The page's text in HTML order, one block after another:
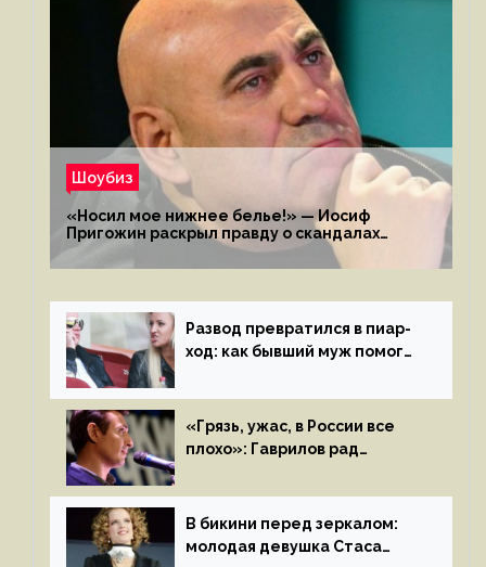
Шоубиз
«Носил мое нижнее белье!» — Иосиф
Пригожин раскрыл правду о скандалах
с мужем своей экс-жены
Развод превратился в пиар-
ход: как бывший муж помог
«Грязь, ужас, в России все
плохо»: Гаврилов рад
иноагентов
В бикини перед зеркалом:
молодая девушка Стаса